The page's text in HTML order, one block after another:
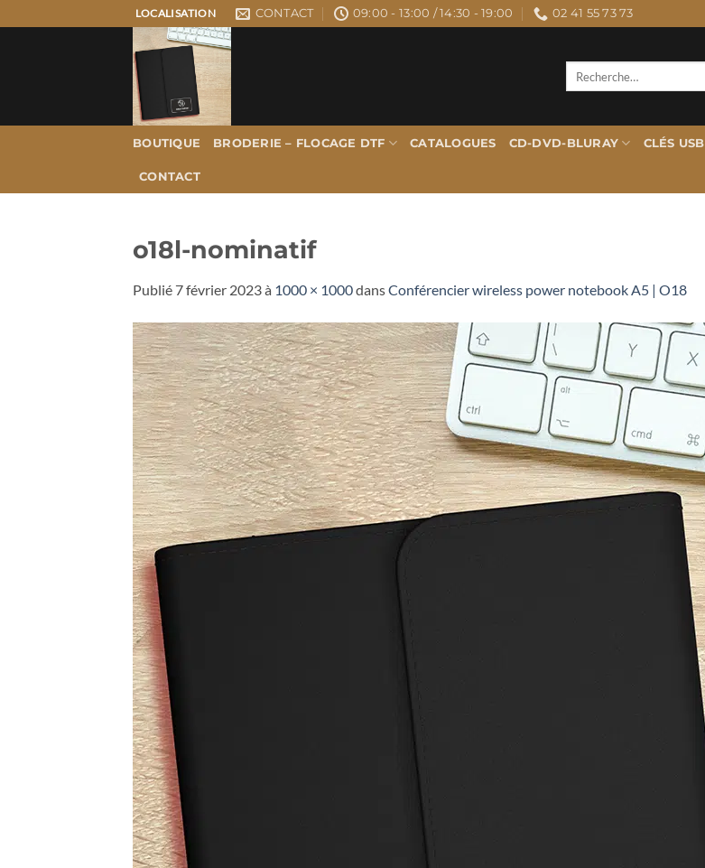
au
LOCALISATION CONTACT 09:00 - 13:00 / 14:30 - 19:00 02 41 55 73 73
BOUTIQUE BRODERIE – FLOCAGE DTF CATALOGUES CD-DVD-BLURAY CLÉS USB
CONTACT
o18l-nominatif
Publié 7 février 2023à 1000 × 1000dansConférencier wireless power notebook A5 | O18